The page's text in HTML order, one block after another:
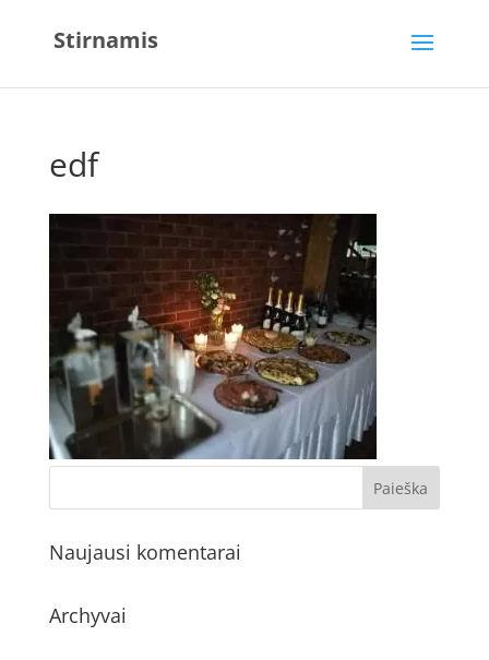
Stirnamis
edf
Naujausi komentarai
Archyvai